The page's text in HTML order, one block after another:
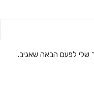
שלי לפעם הבאה שאגיב.